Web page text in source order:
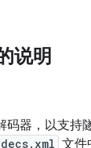
说明
器，以支持
文件